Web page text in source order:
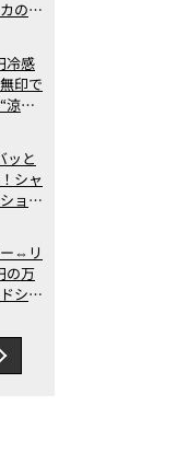
の透
冷感
印で
涼感
ッと
シャ
ョル
⇔リ
の万
シン
人気